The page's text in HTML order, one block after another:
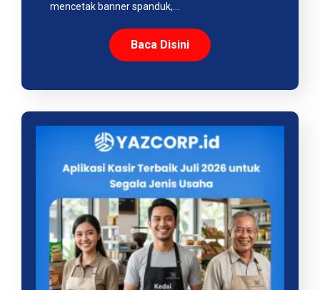
mencetak banner spanduk,…
Baca Disini